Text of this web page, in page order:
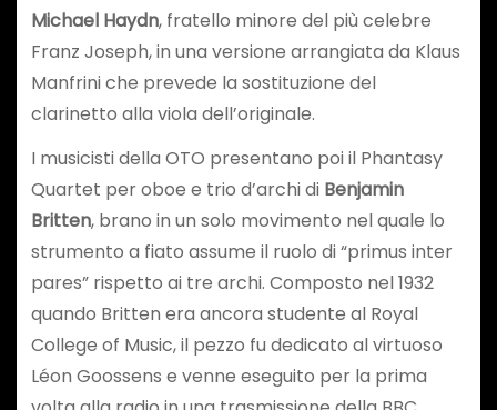
Michael Haydn, fratello minore del più celebre
Franz Joseph, in una versione arrangiata da Klaus
Manfrini che prevede la sostituzione del
clarinetto alla viola dell’originale.
I musicisti della OTO presentano poi il Phantasy
Quartet per oboe e trio d’archi di Benjamin
Britten, brano in un solo movimento nel quale lo
strumento a fiato assume il ruolo di “primus inter
pares” rispetto ai tre archi. Composto nel 1932
quando Britten era ancora studente al Royal
College of Music, il pezzo fu dedicato al virtuoso
Léon Goossens e venne eseguito per la prima